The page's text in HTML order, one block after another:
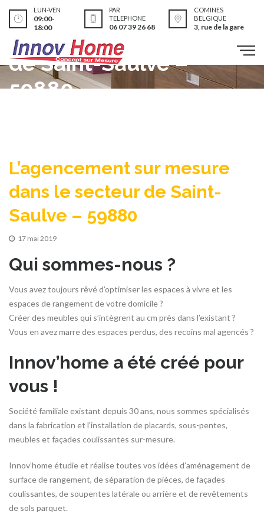
LUN-VEN
09:00-
18:00
PAR
TELEPHONE
06 07 39 26 68
COMINES
BELGIQUE
3, rue de la gare
L’agencement sur
mesure dans le secteur
de Saint-Saulve –
59880
L’agencement sur mesure
dans le secteur de Saint-
Saulve – 59880
17 mai 2019
Qui sommes-nous ?
Vous avez toujours rêvé d’optimiser les espaces à vivre et les
espaces de rangement de votre domicile ?
Créer des meubles qui s’intègrent au cm près dans l’existant ?
Vous en avez marre des espaces perdus, des recoins mal agencés ?
Innov’home a été créé pour
vous !
Société familiale existant depuis 30 ans, nous sommes spécialisés
dans la fabrication et l’installation de placards, sous-pentes,
meubles et façades coulissantes sur-mesure.
Innov’home étudie et réalise toutes vos idées d’aménagement de
surface de rangement, de séparation de pièces, de façades
coulissantes, de soupentes latérale ou arrière et de revêtements
de sols parquet.